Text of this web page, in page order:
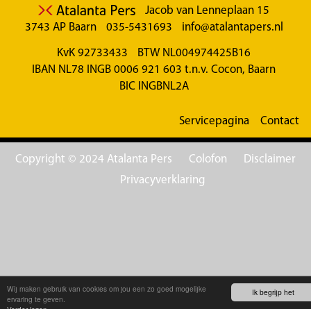
Ik begrijp het
Wij maken gebruik van cookies om jou een zo goed mogelijke
ervaring te geven.
Jacob van Lenneplaan 15
3743 AP Baarn
035-5431693 info@atalantapers.nl
KvK 92733433
BTW NL004974425B16
IBAN NL78 INGB 0006 921 603 t.n.v. Cocon, Baarn
BIC INGBNL2A
Servicepagina Contact
Copyright © 2024 Atalanta Pers Colofon
Disclaimer
Privacyverklaring